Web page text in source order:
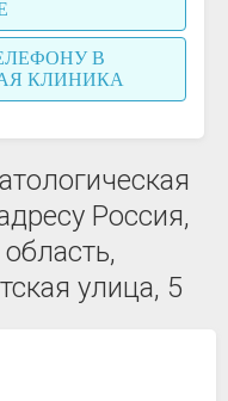
В
КЛИНИКА
Россия,
улица, 5